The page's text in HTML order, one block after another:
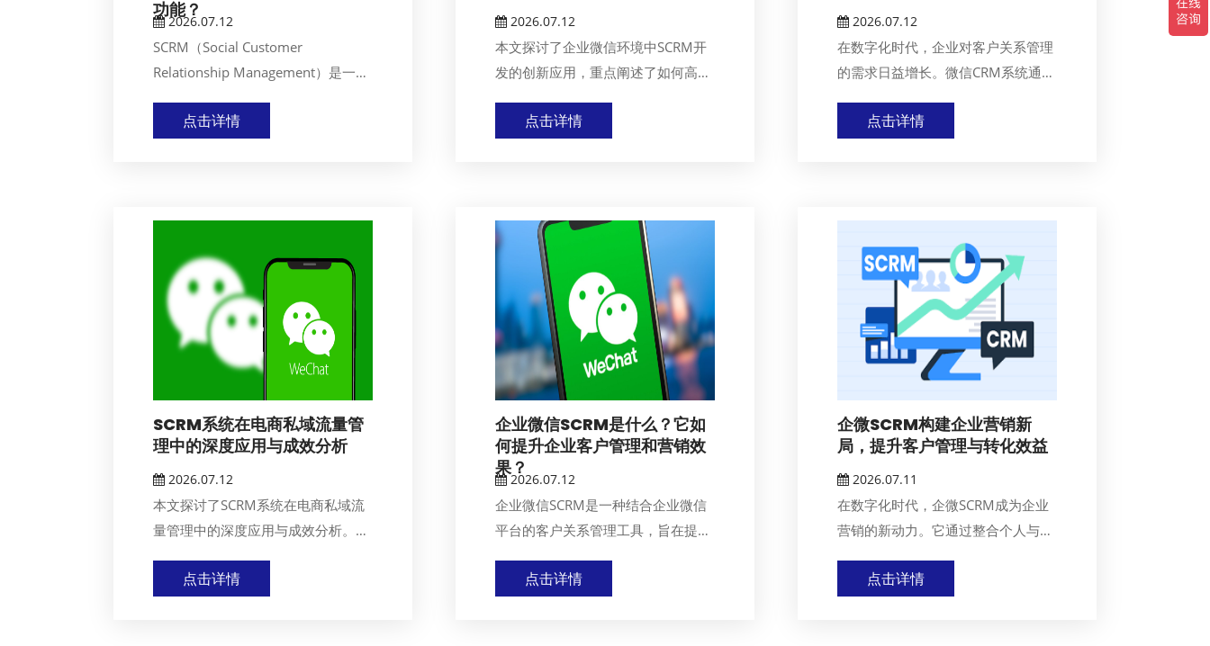
功能？
2026.07.12
SCRM（Social Customer
Relationship Management）是一种
点击详情
2026.07.12
本文探讨了企业微信环境中SCRM开
发的创新应用，重点阐述了如何高效
点击详情
2026.07.12
在数字化时代，企业对客户关系管理
的需求日益增长。微信CRM系统通过
点击详情
SCRM系统在电商私域流量管
理中的深度应用与成效分析
2026.07.12
本文探讨了SCRM系统在电商私域流
量管理中的深度应用与成效分析。通
点击详情
企业微信SCRM是什么？它如
何提升企业客户管理和营销效
果？
2026.07.12
企业微信SCRM是一种结合企业微信
平台的客户关系管理工具，旨在提升
点击详情
企微SCRM构建企业营销新
局，提升客户管理与转化效益
2026.07.11
在数字化时代，企微SCRM成为企业
营销的新动力。它通过整合个人与企
点击详情